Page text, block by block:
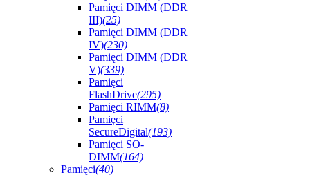
Pamięci DIMM (DDR
III)(25)
Pamięci DIMM (DDR
IV)(230)
Pamięci DIMM (DDR
V)(339)
Pamięci
FlashDrive(295)
Pamięci RIMM(8)
Pamięci
SecureDigital(193)
Pamięci SO-
DIMM(164)
Pamięci(40)